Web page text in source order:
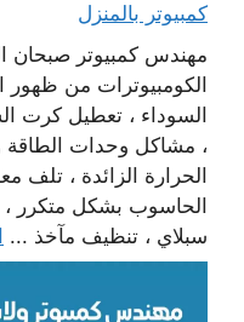
كمبيوتر بالمنزل
مهندس كمبيوتر صبحان
الكومبيوترات من ظهور
السوداء ، تعطيل كرت
، مشاكل وحدات الطاقة
الحرارة الزائدة ، تلف
الحاسوب بشكل متكرر ،
سبلاي ، تنظيف مآخذ ...